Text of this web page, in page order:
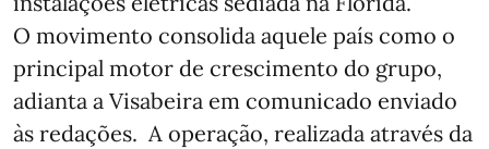
O movimento consolida aquele país como o
principal motor de crescimento do grupo,
adianta a Visabeira em comunicado enviado
às redações. A operação, realizada através da